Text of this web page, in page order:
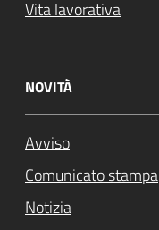
Vita lavorativa
NOVITÀ
Avviso
Comunicato stampa
Notizia